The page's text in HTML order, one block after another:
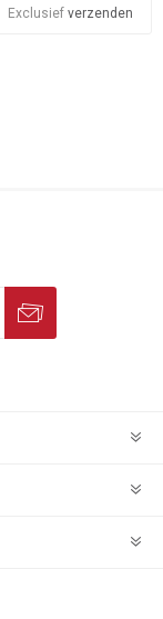
Exclusiefverzenden